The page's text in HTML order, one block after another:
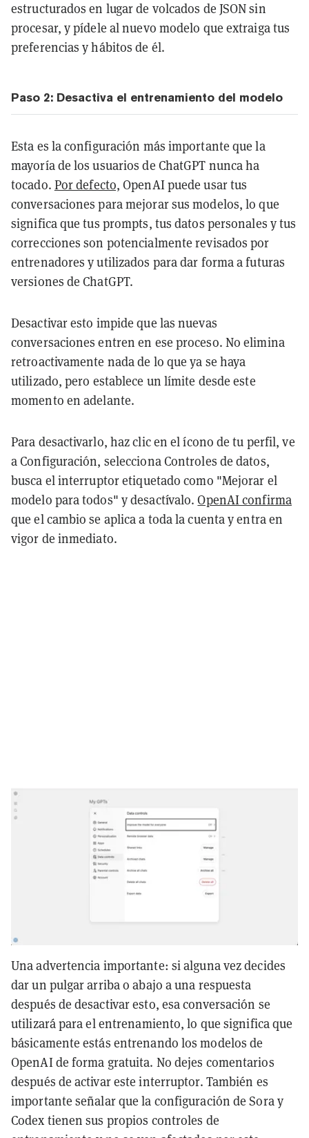
estructurados en lugar de volcados de JSON sin
procesar, y pídele al nuevo modelo que extraiga tus
preferencias y hábitos de él.
Paso 2: Desactiva el entrenamiento del modelo
Esta es la configuración más importante que la
mayoría de los usuarios de ChatGPT nunca ha
tocado. Por defecto, OpenAI puede usar tus
conversaciones para mejorar sus modelos, lo que
significa que tus prompts, tus datos personales y tus
correcciones son potencialmente revisados por
entrenadores y utilizados para dar forma a futuras
versiones de ChatGPT.
Desactivar esto impide que las nuevas
conversaciones entren en ese proceso. No elimina
retroactivamente nada de lo que ya se haya
utilizado, pero establece un límite desde este
momento en adelante.
Para desactivarlo, haz clic en el ícono de tu perfil, ve
a Configuración, selecciona Controles de datos,
busca el interruptor etiquetado como "Mejorar el
modelo para todos" y desactívalo.OpenAI confirma
que el cambio se aplica a toda la cuenta y entra en
vigor de inmediato.
Una advertencia importante: si alguna vez decides
dar un pulgar arriba o abajo a una respuesta
después de desactivar esto, esa conversación se
utilizará para el entrenamiento, lo que significa que
básicamente estás entrenando los modelos de
OpenAI de forma gratuita. No dejes comentarios
después de activar este interruptor. También es
importante señalar que la configuración de Sora y
Codex tienen sus propios controles de